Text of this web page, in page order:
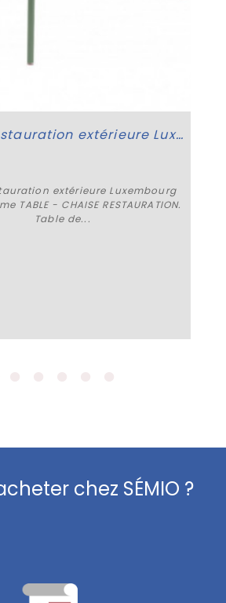
Table restauration extérieure Luxembourg
extérieure Luxembourg
TABLE - CHAISE RESTAURATION.
Table de...
chez SÉMIO ?